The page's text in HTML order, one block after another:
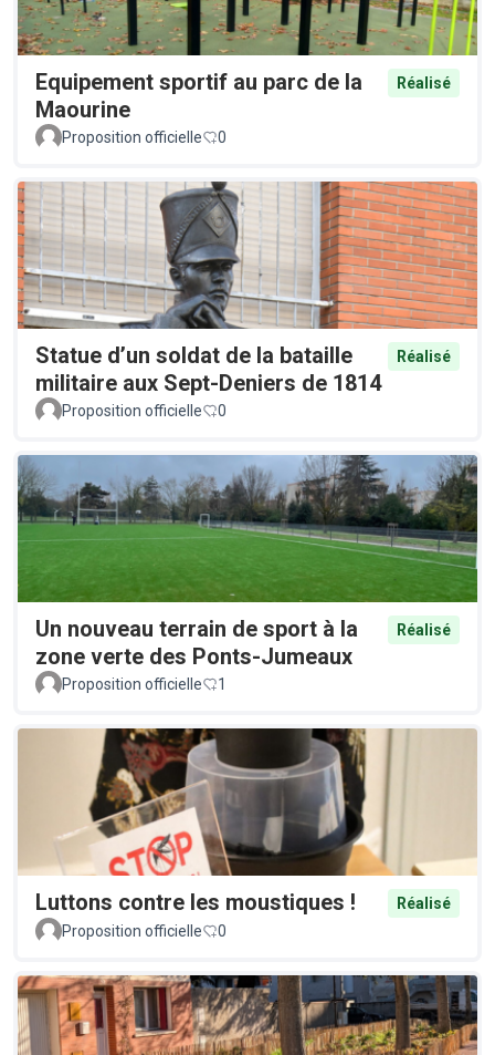
Equipement sportif au parc de la
Maourine
Réalisé
Proposition officielle 0
Statue d’un soldat de la bataille
militaire aux Sept-Deniers de 1814
Réalisé
Proposition officielle 0
Un nouveau terrain de sport à la
zone verte des Ponts-Jumeaux
Réalisé
Proposition officielle 1
Luttons contre les moustiques !
Réalisé
Proposition officielle
0